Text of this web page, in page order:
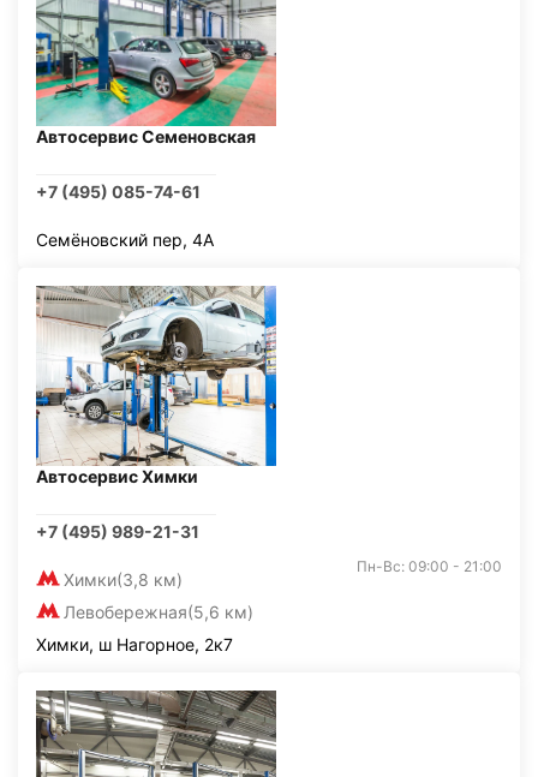
Автосервис Семеновская
+7 (495) 085-74-61
Семёновский пер, 4А
Автосервис Химки
+7 (495) 989-21-31
Химки(3,8 км)
Левобережная(5,6 км)
Пн-Вс: 09:00 - 21:00
Химки, ш Нагорное, 2к7